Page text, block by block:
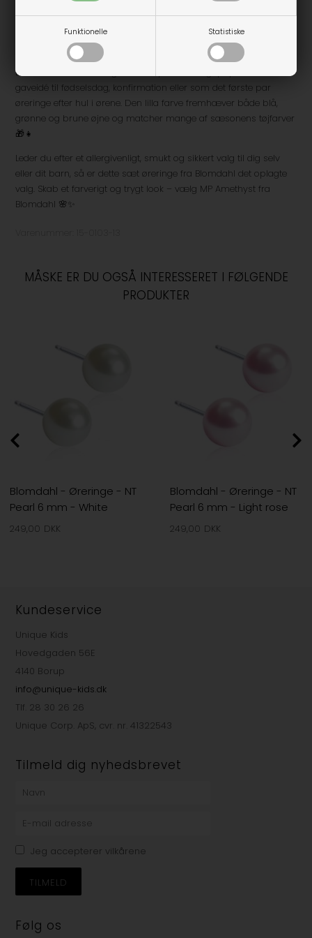
Funktionelle Statistiske
sætter i ørerne. De kombinerer æstetik og sundhed, og skaber
smykker, der både ser godt ud og føles gode at bruge dag efter
Disse MP 4 mm øreringe i amethyst er særligt populære som
gaveidé til fødselsdag, konfirmation eller som det første par
øreringe efter hul i ørene. Den lilla farve fremhæver både blå,
grønne og brune øjne og matcher mange af sæsonens tøjfarver
🎁👧
Leder du efter et allergivenligt, smukt og sikkert valg til dig selv
eller dit barn, så er dette sæt øreringe fra Blomdahl det oplagte
valg. Skab et farverigt og trygt look – vælg MP Amethyst fra
Blomdahl 🌸✨
MÅSKE ER DU OGSÅ INTERESSERET I FØLGENDE
PRODUKTER
Blomdahl - Øreringe - NT
Pearl 6 mm - White
249,00 DKK
Blomdahl - Øreringe - NT
Pearl 6 mm - Light rose
249,00 DKK
Kundeservice
Unique Kids
Hovedgaden 56E
4140 Borup
info@unique-kids.dk
Tlf. 28 30 26 26
Unique Corp. ApS, cvr. nr. 41322543
Tilmeld dig nyhedsbrevet
Jeg accepterer vilkårene
Følg os